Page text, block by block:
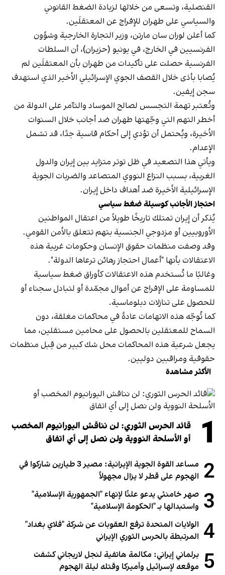
القنصلية، وتسعى من خلالها لزيادة الضغط القانوني
والسياسي على طهران للإفراج عن المعتقلَين.
كما أعلن لوران سان مارتن، وزير التجارة الخارجية وشؤون
الفرنسيين في الخارج، في يونيو (حزيران)، أن السلطات
الفرنسية حصلت على تأكيدات من طهران بأن المعتقلَين لم
يُصابا بأذى خلال القصف الجوي الإسرائيلي الأخير الذي استهدف
سجن إيفين.
وتُعتبر تهمة التجسس لصالح الموساد والتآمر على الدولة من
أخطر التهم التي وجّهتها طهران ضد أجانب خلال السنوات
الأخيرة، ويُحتمل أن تؤدي إلى أحكام قاسية جدًا، قد تشمل
الإعدام.
ويأتي هذا التصعيد في ظل توتر متزايد بين إيران والدول
الغربية، بسبب النزاع النووي المتصاعد والضربات الجوية
الإسرائيلية الأخيرة ضد أهداف داخل إيران.
احتجاز الأجانب كوسيلة ضغط سياسي
يُذكر أن إيران تمتلك تاريخًا طويلاً من اعتقال المواطنين
الأوروبيين أو مزدوجي الجنسية بتهم تتعلق بالأمن القومي.
وقد وصفت منظمات حقوق الإنسان وحكومات غربية هذه
الاعتقالات بأنها "أعمال احتجاز رهائن ترعاها الدولة".
وغالبًا ما تُستخدم هذه الاعتقالات كأوراق ضغط سياسية
للمساومة على الإفراج عن أموال مجمّدة أو لتبادل سجناء أو
للحصول على تنازلات دبلوماسية.
كما تُوجّه هذه الاتهامات عادةً في محاكمات مغلقة، دون
السماح للمعتقلين بالحصول على محامين مستقلين، مما
يجعل شرعية هذه المحاكمات محل شك كبير من قِبل منظمات
حقوقية ومراقبين دوليين.
الأكثر مشاهدة
1
قائد الحرس الثوري: لن نناقش اليورانيوم المخصب
أو الأسلحة النووية ولن نصل إلى أي اتفاق
2
مساعد القوة الجوية الإيرانية: مصير 3 طيارين شاركوا في
الهجوم على قطر لا يزال مجهولاً
3 صهر خامنئي يدعو علنًا لإنهاء "الجمهورية الإسلامية"
واستبدالها بـ "الحكومة الإسلامية"
4 الولايات المتحدة ترفع العقوبات عن شركة "فلاي بغداد"
المرتبطة بالحرس الثوري الإيراني
5 برلماني إيراني: مكالمة هاتفية لنجل لاريجاني كشفت
موقعه لإسرائيل وأميركا وقتله ليلة الهجوم